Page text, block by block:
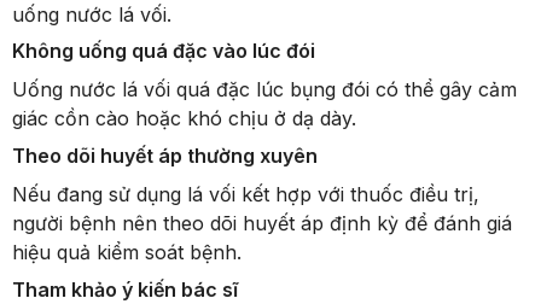
uống nước lá vối.
Không uống quá đặc vào lúc đói
Uống nước lá vối quá đặc lúc bụng đói có thể gây cảm
giác cồn cào hoặc khó chịu ở dạ dày.
Theo dõi huyết áp thường xuyên
Nếu đang sử dụng lá vối kết hợp với thuốc điều trị,
người bệnh nên theo dõi huyết áp định kỳ để đánh giá
hiệu quả kiểm soát bệnh.
Tham khảo ý kiến bác sĩ